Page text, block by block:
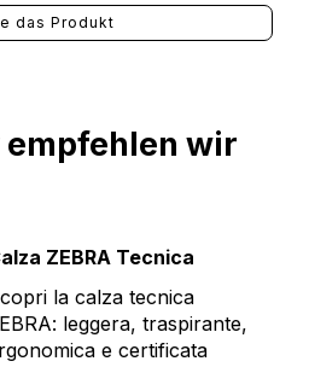
das Produkt
wir
ZEBRA Tecnica
la calza tecnica
leggera, traspirante,
e certificata